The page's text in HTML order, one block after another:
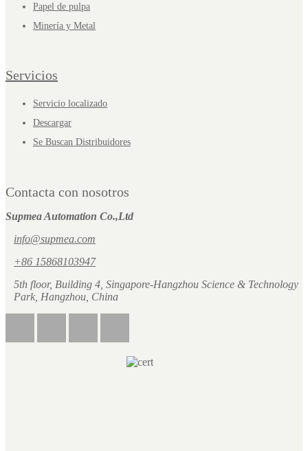
Papel de pulpa
Minería y Metal
Servicios
Servicio localizado
Descargar
Se Buscan Distribuidores
Contacta con nosotros
Supmea Automation Co.,Ltd
info@supmea.com
+86 15868103947
5th floor, Building 4, Singapore-Hangzhou Science & Technology
Park, Hangzhou, China